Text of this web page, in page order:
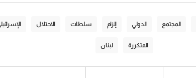
المجتمع الدولي إلزام سلطات الاحتلال
المتكررة لبنان